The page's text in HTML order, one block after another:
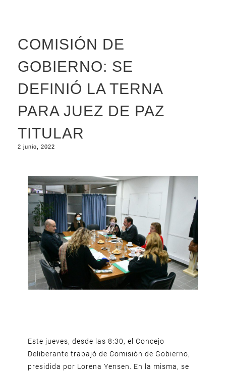
COMISIÓN DE
GOBIERNO: SE
DEFINIÓ LA TERNA
PARA JUEZ DE PAZ
TITULAR
2 junio, 2022
Este jueves, desde las 8:30, el Concejo
Deliberante trabajó de Comisión de Gobierno,
presidida por Lorena Yensen. En la misma, se